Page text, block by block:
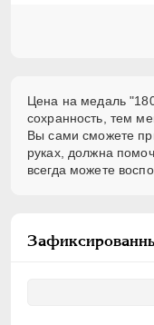
Цена на медаль
сохранность, тем
Вы сами сможете
руках, должна
всегда можете